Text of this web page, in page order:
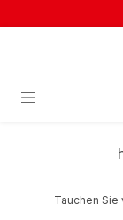
Tauchen Sie